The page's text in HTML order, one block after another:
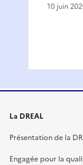
10 juin
La DREAL
Présentation de la
Engagée pour la